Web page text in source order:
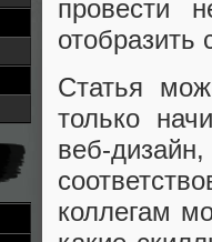
провести
отобразить
Статья
только
веб-
коллегам